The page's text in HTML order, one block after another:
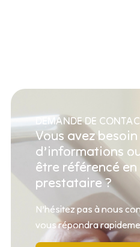
DEMANDE DE
Vous avez besoin
d’informations
être référencé
prestataire ?
N’hésitez pas à nous
vous répondra